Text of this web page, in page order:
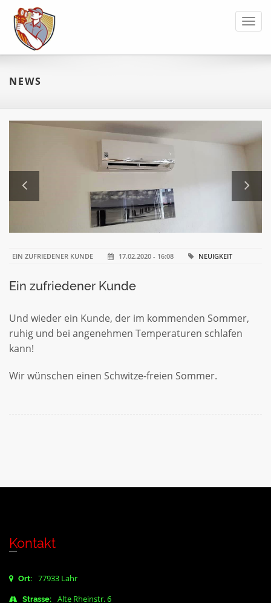
NEWS
EIN ZUFRIEDENER KUNDE 17.02.2020 - 16:08 NEUIGKEIT
Ein zufriedener Kunde
Und wieder ein Kunde, der im kommenden Sommer,
ruhig und bei angenehmen Temperaturen schlafen
kann!
Wir wünschen einen Schwitze-freien Sommer.
Kontakt
Ort: 77933 Lahr
Strasse: Alte Rheinstr. 6